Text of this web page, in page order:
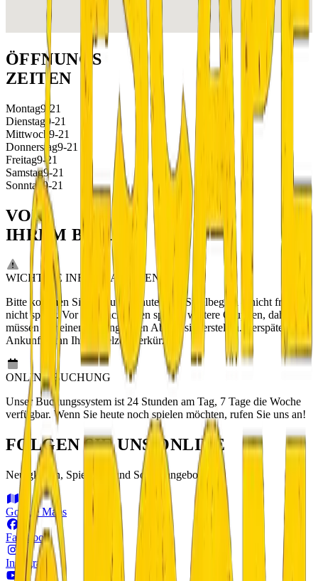
ÖFFNUNGS
ZEITEN
Montag9-21
Dienstag 9-21
Mittwoch 9-21
Donnerstag9-21
Freitag9-21
Samstag9-21
Sonntag9-21
VOR
IHREM BESUCH
WICHTIGE INFORMATIONEN
Bitte kommen Sie genau 5 Minuten vor Spielbeginn – nicht früher,
nicht später. Vor und nach Ihnen spielen weitere Gruppen, daher
müssen wir einen reibungslosen Ablauf sicherstellen. Verspätete
Ankunft kann Ihre Spielzeit verkürzen.
ONLINE-BUCHUNG
Unser Buchungssystem ist 24 Stunden am Tag, 7 Tage die Woche
verfügbar. Wenn Sie heute noch spielen möchten, rufen Sie uns an!
FOLGEN SIE UNS ONLINE
Neuigkeiten, Spielfotos und Sonderangebote
Google Maps
Facebook
Instagram